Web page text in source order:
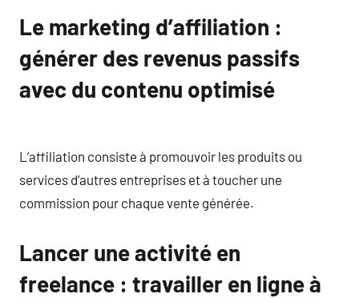
Le marketing d’affiliation :
générer des revenus passifs
avec du contenu optimisé
L’affiliation consiste à promouvoir les produits ou
services d’autres entreprises et à toucher une
commission pour chaque vente générée.
Lancer une activité en
freelance : travailler en ligne à